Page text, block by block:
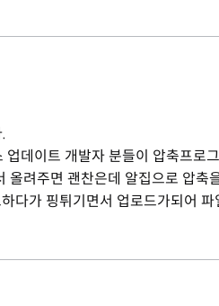
데이트 개발자 분들이 압축프로
려주면 괜찬은데 알집으로 압축
다가 핑튀기면서 업로드가되어